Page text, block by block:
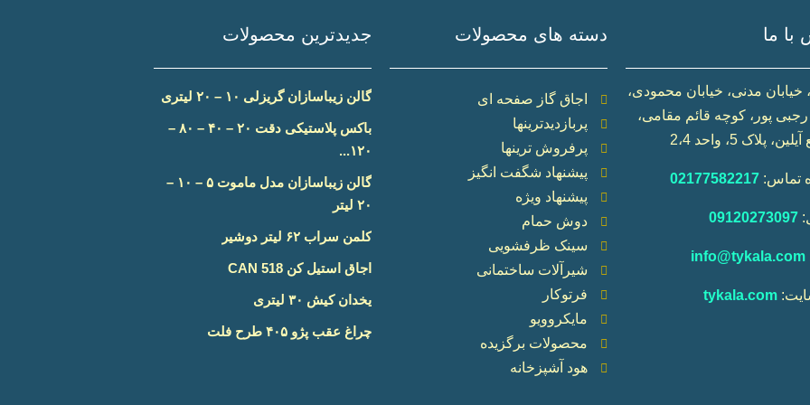
با ما
خیابان مدنی، خیابان محمودی،
پور، کوچه قائم مقامی،
پلاک 5، واحد 2،4
تماس: 02177582217
09120273097
info@tykala.com
tykala.com
دسته های محصولات
اجاق گاز صفحه ای
پربازدیدترینها
پرفروش ترینها
پیشنهاد شگفت انگیز
پیشنهاد ویژه
دوش حمام
سینک ظرفشویی
شیرآلات ساختمانی
فرتوکار
مایکروویو
محصولات برگزیده
هود آشپزخانه
جدیدترین محصولات
گالن زیباسازان گریزلی ۱۰ – ۲۰ لیتری
باکس پلاستیکی دقت ۲۰ – ۴۰ – ۸۰ –
۱۲۰...
گالن زیباسازان مدل ماموت ۵ – ۱۰ –
۲۰ لیتر
کلمن سراب ۶۲ لیتر دوشیر
اجاق استیل کن CAN 518
یخدان کیش ۳۰ لیتری
چراغ عقب پژو ۴۰۵ طرح فلت